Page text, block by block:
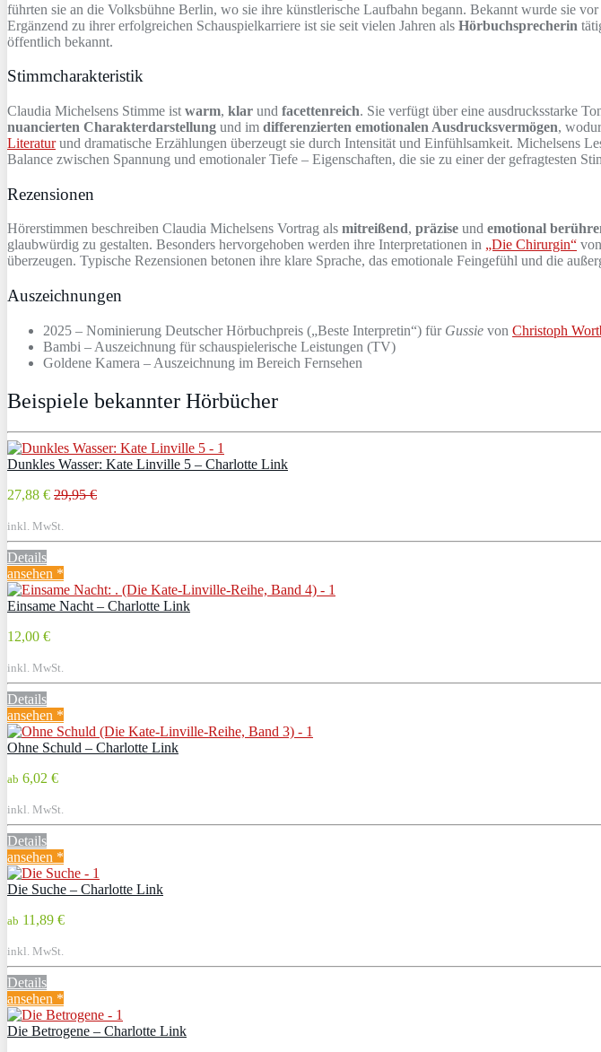
führten sie an die Volksbühne Berlin, wo sie ihre künstlerische Laufbahn begann. Bekannt wurde sie
Ergänzend zu ihrer erfolgreichen Schauspielkarriere ist sie seit vielen Jahren als Hörbuchsprecherin
öffentlich bekannt.
Stimmcharakteristik
Claudia Michelsens Stimme ist warm, klar und facettenreich. Sie verfügt über eine ausdrucksstarke
nuancierten Charakterdarstellung und im differenzierten emotionalen Ausdrucksvermögen,
Literaturund dramatische Erzählungen überzeugt sie durch Intensität und Einfühlsamkeit. Michelsens
Balance zwischen Spannung und emotionaler Tiefe – Eigenschaften, die sie zu einer der gefragtesten
Rezensionen
Hörerstimmen beschreiben Claudia Michelsens Vortrag als mitreißend, präzise und emotional
glaubwürdig zu gestalten. Besonders hervorgehoben werden ihre Interpretationen in „Die Chirurgin“ von
überzeugen. Typische Rezensionen betonen ihre klare Sprache, das emotionale Feingefühl und die
Auszeichnungen
2025 – Nominierung Deutscher Hörbuchpreis („Beste Interpretin“) für Gussie von Christoph
Bambi – Auszeichnung für schauspielerische Leistungen (TV)
Goldene Kamera – Auszeichnung im Bereich Fernsehen
Beispiele bekannter Hörbücher
Dunkles Wasser: Kate Linville 5 – Charlotte Link
27,88 € 29,95 €
inkl. MwSt.
Details
ansehen *
Einsame Nacht – Charlotte Link
12,00 €
inkl. MwSt.
Details
ansehen *
Ohne Schuld – Charlotte Link
ab 6,02 €
inkl. MwSt.
Details
ansehen *
Die Suche – Charlotte Link
ab 11,89 €
inkl. MwSt.
Details
ansehen *
Die Betrogene – Charlotte Link